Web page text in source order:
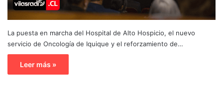
La puesta en marcha del Hospital de Alto Hospicio, el nuevo
servicio de Oncología de Iquique y el reforzamiento de…
Leer más »